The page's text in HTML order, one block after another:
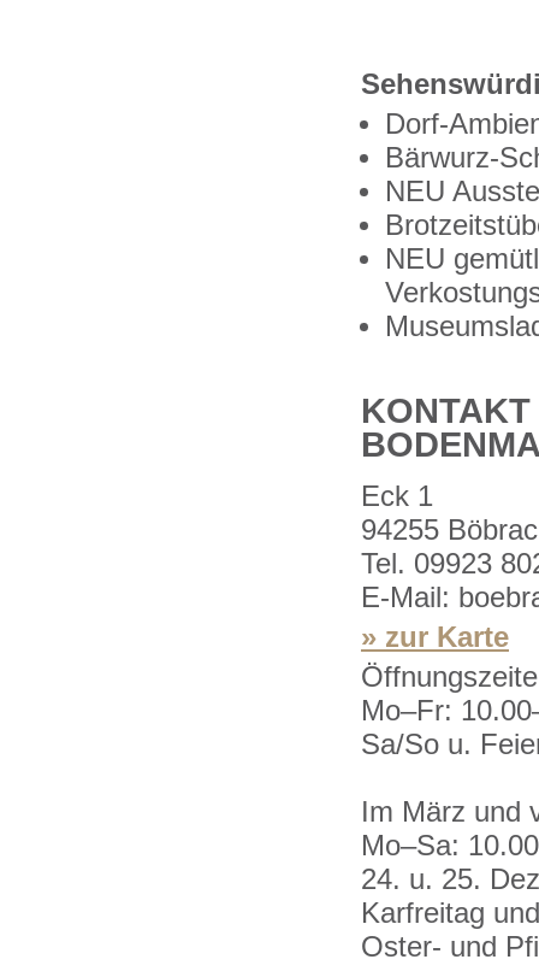
Dorf-
Bärwurz-
NEU
NEU
Eck 1
94255
Tel. 09923
E-Mail:
» zur Karte
Mo–Fr:
Sa/So u.
Im März und
Mo–Sa:
24. u. 25.
Karfreitag
Oster- und